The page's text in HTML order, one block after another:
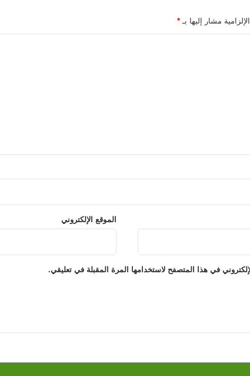
مشار إليها بـ *
الموقع الإلكتروني
في هذا المتصفح لاستخدامها المرة المقبلة في تعليقي.